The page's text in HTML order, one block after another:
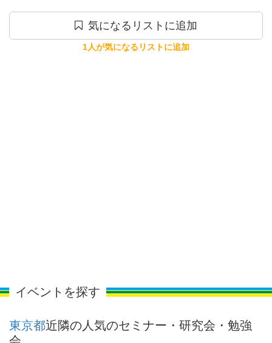
気になるリストに追加
1人が気になるリストに追加
イベントを探す
東京都近隣の人気のセミナー・研究会・勉強